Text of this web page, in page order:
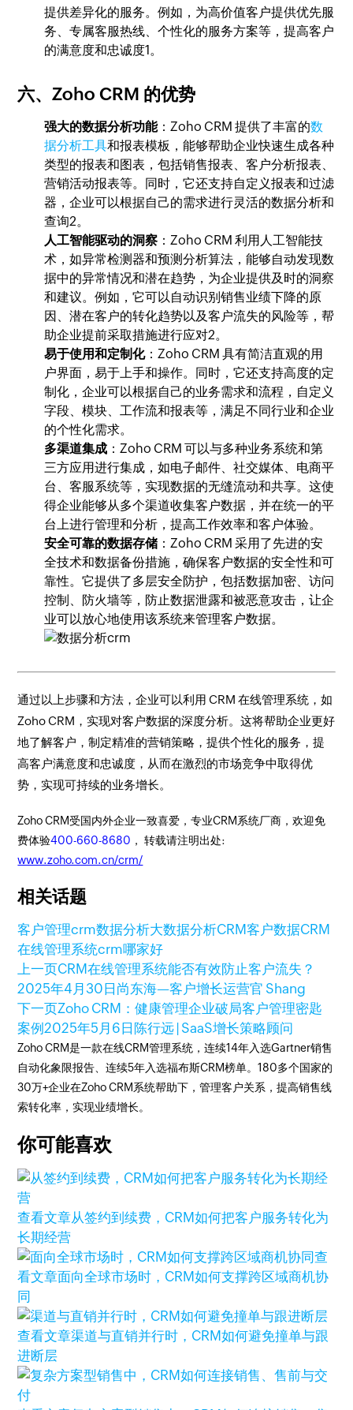
提供差异化的服务。例如，为高价值客户提供优先服
务、专属客服热线、个性化的服务方案等，提高客户
的满意度和忠诚度1。
六、Zoho CRM 的优势
强大的数据分析功能：Zoho CRM 提供了丰富的数
据分析工具和报表模板，能够帮助企业快速生成各种
类型的报表和图表，包括销售报表、客户分析报表、
营销活动报表等。同时，它还支持自定义报表和过滤
器，企业可以根据自己的需求进行灵活的数据分析和
查询2。
人工智能驱动的洞察 ：Zoho CRM 利用人工智能技
术，如异常检测器和预测分析算法，能够自动发现数
据中的异常情况和潜在趋势，为企业提供及时的洞察
和建议。例如，它可以自动识别销售业绩下降的原
因、潜在客户的转化趋势以及客户流失的风险等，帮
助企业提前采取措施进行应对2。
易于使用和定制化：Zoho CRM 具有简洁直观的用
户界面，易于上手和操作。同时，它还支持高度的定
制化，企业可以根据自己的业务需求和流程，自定义
字段、模块、工作流和报表等，满足不同行业和企业
的个性化需求。
多渠道集成 ：Zoho CRM 可以与多种业务系统和第
三方应用进行集成，如电子邮件、社交媒体、电商平
台、客服系统等，实现数据的无缝流动和共享。这使
得企业能够从多个渠道收集客户数据，并在统一的平
台上进行管理和分析，提高工作效率和客户体验。
安全可靠的数据存储 ：Zoho CRM 采用了先进的安
全技术和数据备份措施，确保客户数据的安全性和可
靠性。它提供了多层安全防护，包括数据加密、访问
控制、防火墙等，防止数据泄露和被恶意攻击，让企
业可以放心地使用该系统来管理客户数据。
通过以上步骤和方法，企业可以利用 CRM 在线管理系统，如
Zoho CRM，实现对客户数据的深度分析。这将帮助企业更好
地了解客户，制定精准的营销策略，提供个性化的服务，提
高客户满意度和忠诚度，从而在激烈的市场竞争中取得优
势，实现可持续的业务增长。
Zoho CRM受国内外企业一致喜爱，专业CRM系统厂商，欢迎免
费体验400-660-8680 ， 转载请注明出处:
www.zoho.com.cn/crm/
相关话题
客户管理crm数据分析大数据分析CRM客户数据CRM
在线管理系统crm哪家好
上一页CRM在线管理系统能否有效防止客户流失？
2025年4月30日 尚东海—客户增长运营官 Shang
下一页Zoho CRM：健康管理企业破局客户管理密匙
案例2025年5月6日 陈行远 | SaaS增长策略顾问
Zoho CRM是一款在线CRM管理系统，连续14年入选Gartner销售
自动化象限报告、连续5年入选福布斯CRM榜单。180多个国家的
30万+企业在Zoho CRM系统帮助下，管理客户关系，提高销售线
索转化率，实现业绩增长。
你可能喜欢
查看文章从签约到续费，CRM如何把客户服务转化为
长期经营
查
看文章面向全球市场时，CRM如何支撑跨区域商机协
同
查看文章渠道与直销并行时，CRM如何避免撞单与跟
进断层